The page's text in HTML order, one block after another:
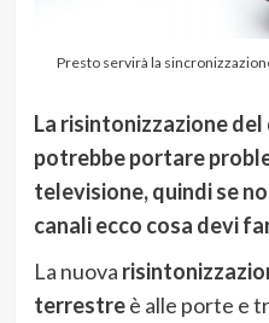
Presto servirà la
La risintonizzazione
potrebbe portare
televisione, quindi se
canali ecco cosa devi
La nuova
terrestreè alle porte e